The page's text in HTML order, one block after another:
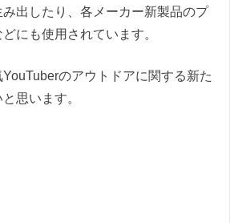
出したり、各メーカー新製品のプ
にも使用されています。
のアウトドアに関する新た
思います。